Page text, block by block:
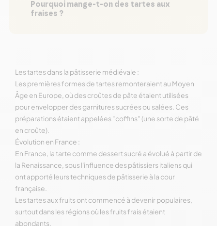
Pourquoi mange-t-on des tartes aux
fraises ?
Les tartes dans la pâtisserie médiévale :
Les premières formes de tartes remonteraient au Moyen
Âge en Europe, où des croûtes de pâte étaient utilisées
pour envelopper des garnitures sucrées ou salées. Ces
préparations étaient appelées "coffins" (une sorte de pâté
en croûte).
Évolution en France :
En France, la tarte comme dessert sucré a évolué à partir de
la Renaissance, sous l'influence des pâtissiers italiens qui
ont apporté leurs techniques de pâtisserie à la cour
française.
Les tartes aux fruits ont commencé à devenir populaires,
surtout dans les régions où les fruits frais étaient
abondants.